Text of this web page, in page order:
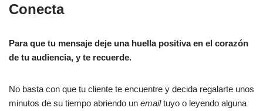
Conecta
Para que tu mensaje deje una huella positiva en el corazón
de tu audiencia, y te recuerde.
No basta con que tu cliente te encuentre y decida regalarte unos
minutos de su tiempo abriendo un emailtuyo o leyendo alguna